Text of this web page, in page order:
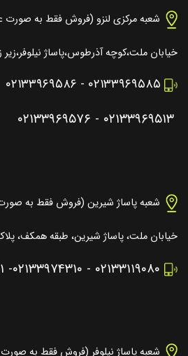
شعبه مرکزی لنزو (فروش فقط به صورت
خیابان ملت،کوچه آذرطوس،پاساژ نیلوفر،زیر
۰۲۱۳۳۹۶۹۵۸۵ - ۰۲۱۳۳۹۶۹۵۸۶
۰۲۱۳۳۹۶۹۵۱۳ - ۰۲۱۳۳۹۶۹۵۷۶
شعبه پاساژ شیرین (فروش فقط به
خیابان ملت، پاساژ شیرین، طبقه همکف، پلاک
۰۲۱۳۳۱۱۹۰۸۰ - ۰۲۱۳۳۹۷۴۳۱۰-
شعبه پاساژ نیلوفر (فروش فقط به